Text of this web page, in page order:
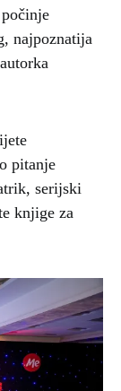
najpoznatija
pitanje
serijski
knjige za